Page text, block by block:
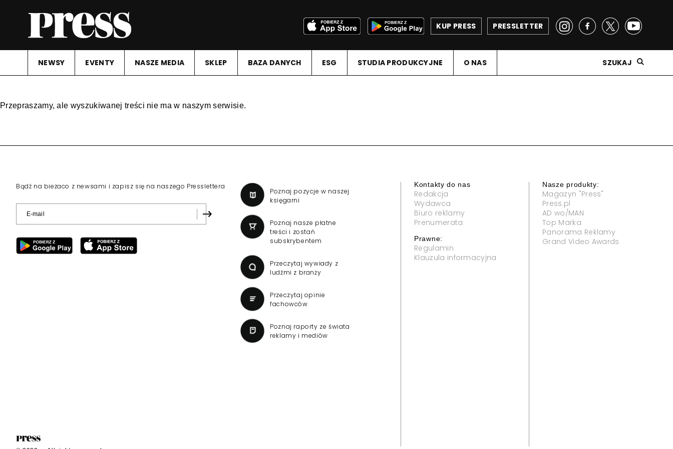
PRESSLETTER
KUP PRESS
NEWSY EVENTY NASZE MEDIA SKLEP BAZA DANYCH ESG STUDIA PRODUKCYJNE O NAS SZUKAJ
Przepraszamy, ale wyszukiwanej treści nie ma w naszym serwisie.
Bądź na bieżaco z newsami i zapisz się na naszego Presslettera
Poznaj pozycje w naszej
księgarni
Poznaj nasze płatne
treści i zostań
subskrybentem
Przeczytaj wywiady z
ludźmi z branży
Przeczytaj opinie
fachowców
Poznaj raporty ze świata
reklamy i mediów
Kontakty do nas
Redakcja
Wydawca
Biuro reklamy
Prenumerata
Prawne:
Regulamin
Klauzula informacyjna
Nasze produkty:
Magazyn "Press"
Press.pl
AD wo/MAN
Top Marka
Panorama Reklamy
Grand Video Awards